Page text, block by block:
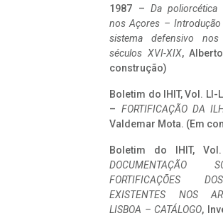
1987 – Da poliorcética
nos Açores –
sistema defensivo
séculos XVI-XIX,
construção)
Boletim do IHIT, Vol. LI-
– FORTIFICAÇÃO DA
Valdemar Mota. (Em
Boletim do IHIT,
DOCUMENTAÇÃO
FORTIFICAÇÕES
EXISTENTES NOS
LISBOA – CATÁLOGO,